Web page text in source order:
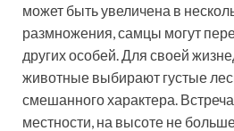
может быть увеличена в
размножения, самцы могут
других особей. Для своей
животные выбирают густые
смешанного характера.
местности, на высоте не